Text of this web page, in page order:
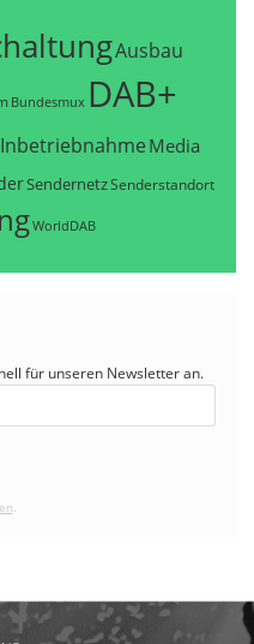
Ausbau
Bundesmux DAB+
Inbetriebnahme Media
SendernetzSenderstandort
WorldDAB
für unseren Newsletter an.
.